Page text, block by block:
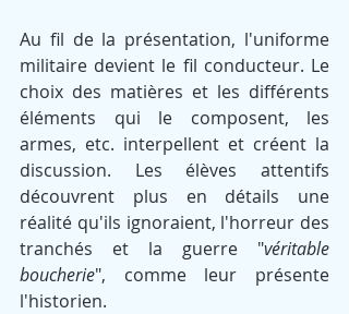
Au fil de la présentation, l'uniforme
militaire devient le fil conducteur. Le
choix des matières et les différents
éléments qui le composent, les
armes, etc. interpellent et créent la
discussion. Les élèves attentifs
découvrent plus en détails une
réalité qu'ils ignoraient, l'horreur des
tranchés et la guerre "véritable
boucherie", comme leur présente
l'historien.